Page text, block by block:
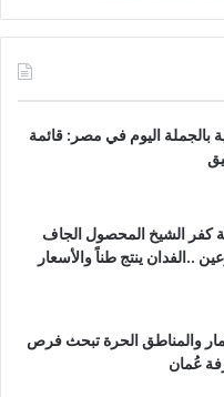
بالجملة اليوم في مصر: قائمة
كفر الشيخ المحصول الجاف
..الفدان ينتج طناً والأسعار
والمناطق الحرة تبحث فرص
عُمان